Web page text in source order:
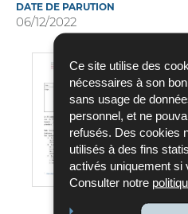
Ce site utilise des
nécessaires à son
sans usage de
personnel, et ne
refusés. Des cookies
utilisés à des fins
activés uniquement si
Consulter notre
DATE DE PARUTION
06/12/2022
Langue
Pdf -